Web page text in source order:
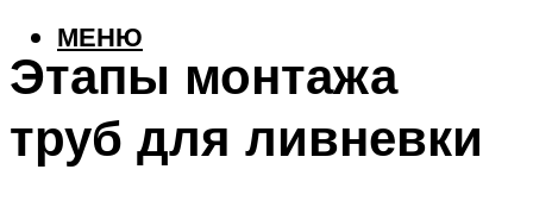
МЕНЮ
Этапы монтажа
труб для ливневки